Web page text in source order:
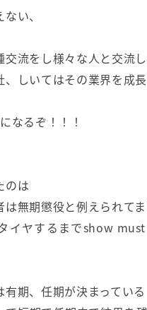
い、
交流をし様々な人と交流し
しいてはその業界を成長
なるぞ！！！
のは
は無期懲役と例えられて
イヤするまでshow
期、任期が決まっている